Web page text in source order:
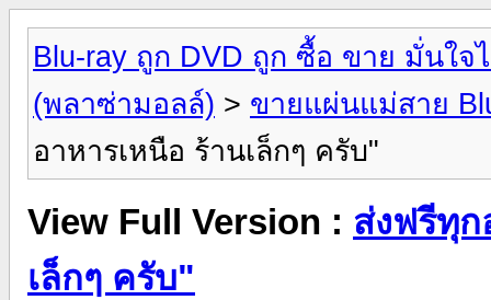
Blu-ray ถูก DVD ถูก ซื้อ ขาย มั่นใจ
(พลาซ่ามอลล์) > ขายแผ่นแม่สาย
อาหารเหนือ ร้านเล็กๆ ครับ"
View Full Version : ส่งฟรีทุก
เล็กๆ ครับ"